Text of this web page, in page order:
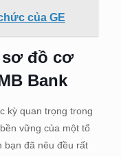
của GE
sơ đồ cơ
Bank
kỳ quan trọng trong
vững của một tổ
bạn đã nêu đều rất